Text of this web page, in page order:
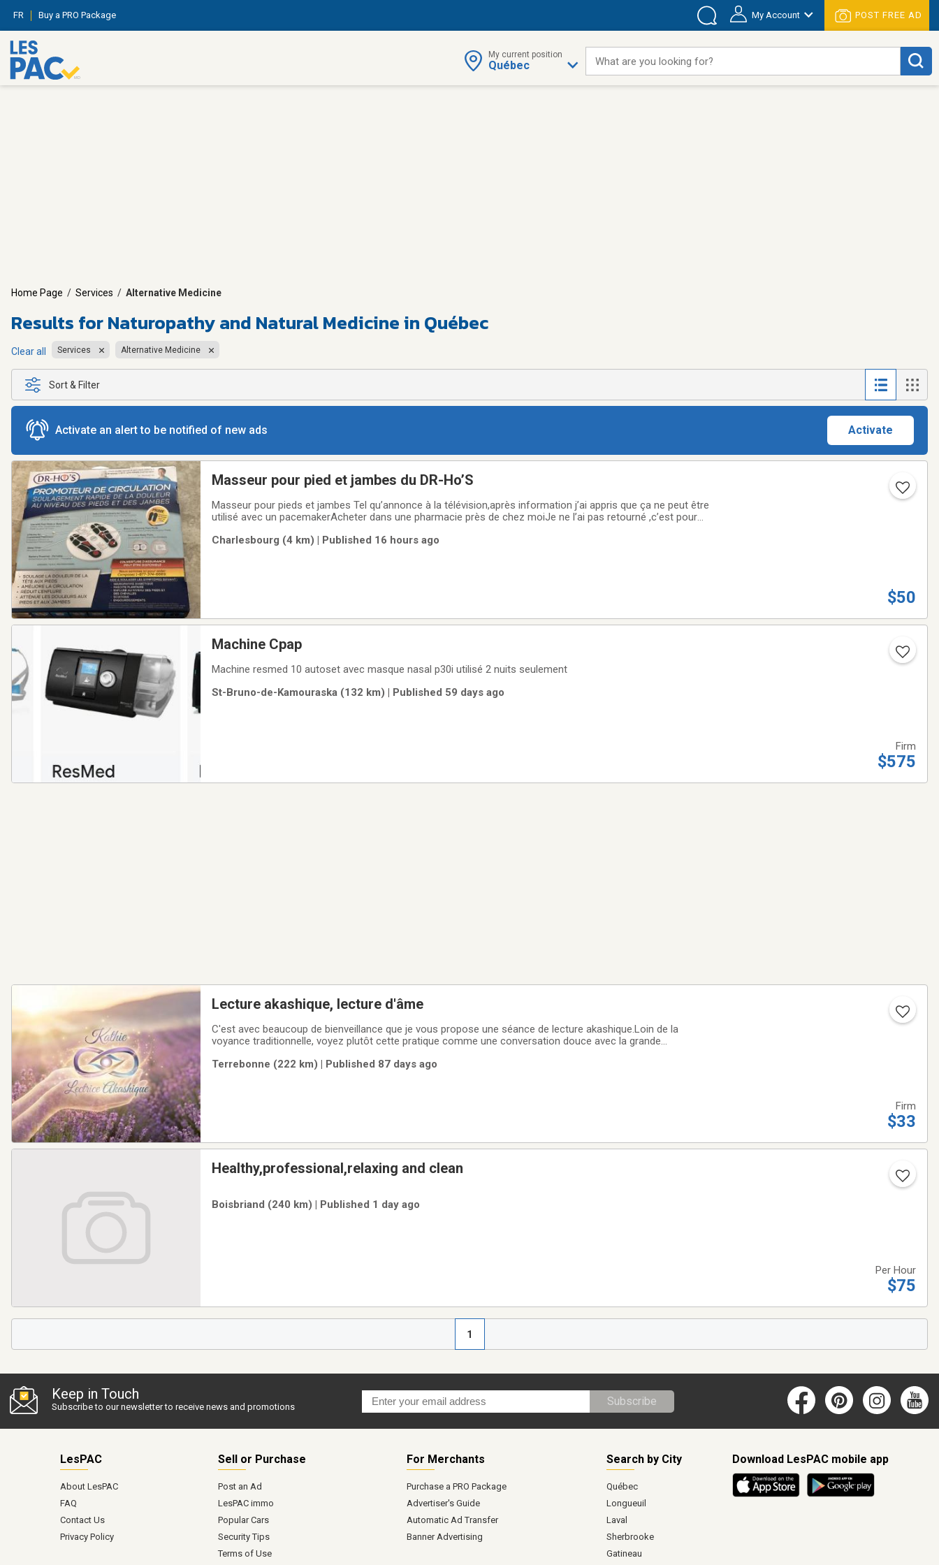
FR Buy a PRO Package My Account POST FREE AD
My current position
Québec What are you looking for?
Home Page / Services / Alternative Medicine
Results forNaturopathy and Natural Medicine in Québec
Clear all Services Alternative Medicine
Sort & Filter
Activate an alert to be notified of new ads Activate
Masseur pour pied et jambes du DR-Ho’S
Masseur pour pieds et jambes Tel qu’annonce à la télévision,après information j’ai appris que ça ne peut être
utilisé avec un pacemakerAcheter dans une pharmacie près de chez moiJe ne l’ai pas retourné ,c’est pour
Charlesbourg (4 km) | Published 16 hours ago
$50
Machine Cpap
Machine resmed 10 autoset avec masque nasal p30i utilisé 2 nuits seulement
St-Bruno-de-Kamouraska (132 km) | Published 59 days ago
Firm
$575
Lecture akashique, lecture d'âme
C'est avec beaucoup de bienveillance que je vous propose une séance de lecture akashique.Loin de la
voyance traditionnelle, voyez plutôt cette pratique comme une conversation douce avec la grande
apaisement, une validation de vos ressentis et
Terrebonne (222 km) | Published 87 days ago
Firm
$33
Healthy,professional,relaxing and clean
Boisbriand (240 km) | Published 1 day ago
Per Hour
$75
1
Keep in Touch
Subscribe to our newsletter to receive news and promotions Subscribe
LesPAC
About LesPAC
FAQ
Contact Us
Privacy Policy
Sell or Purchase
Post an Ad
LesPAC immo
Popular Cars
Security Tips
Terms of Use
For Merchants
Purchase a PRO Package
Advertiser's Guide
Automatic Ad Transfer
Banner Advertising
Search by City
Québec
Longueuil
Laval
Sherbrooke
Gatineau
Download LesPAC mobile app